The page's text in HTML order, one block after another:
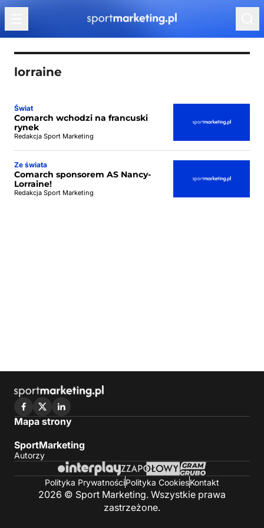
Przejdź do treści
lorraine
Świat
Comarch wchodzi na francuski
rynek
Redakcja Sport Marketing
Ze świata
Comarch sponsorem AS Nancy-
Lorraine!
Redakcja Sport Marketing
Mapa strony
SportMarketing
Autorzy
Polityka PrywatnościPolityka CookiesKontakt
2026 © Sport Marketing. Wszystkie prawa
zastrzeżone.